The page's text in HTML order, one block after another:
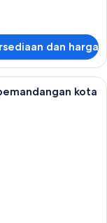
dan harga
meja kerja, dan
kota